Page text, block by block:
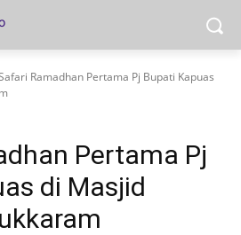
Ramadhan Pertama Pj Bupati Kapuas
Pertama Pj
di Masjid